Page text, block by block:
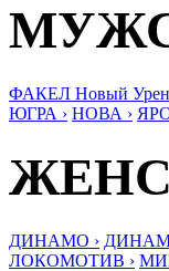
ФАКЕЛ Новый
ЮГРА › НОВА ›
ДИНАМО ›
ЛОКОМОТИВ ›